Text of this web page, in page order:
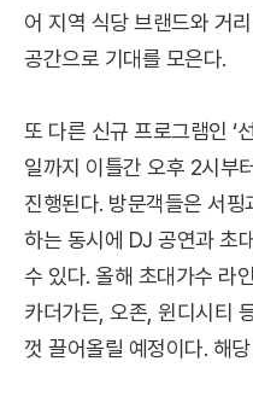
어 지역 식당 브랜드와 거
공간으로 기대를 모은다.
또 다른 신규 프로그램인 ‘
일까지 이틀간 오후 2시부
진행된다. 방문객들은 서
하는 동시에 DJ 공연과 초
수 있다. 올해 초대가수 라
카더가든, 오존, 윈디시티
껏 끌어올릴 예정이다. 해